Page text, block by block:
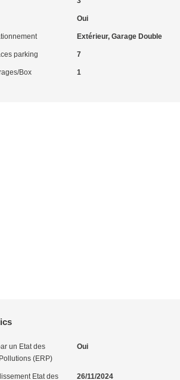
Oui
Extérieur, Garage Double
parking 7
Box 1
un Etat des
(ERP)
Oui
Etat des 26/11/2024